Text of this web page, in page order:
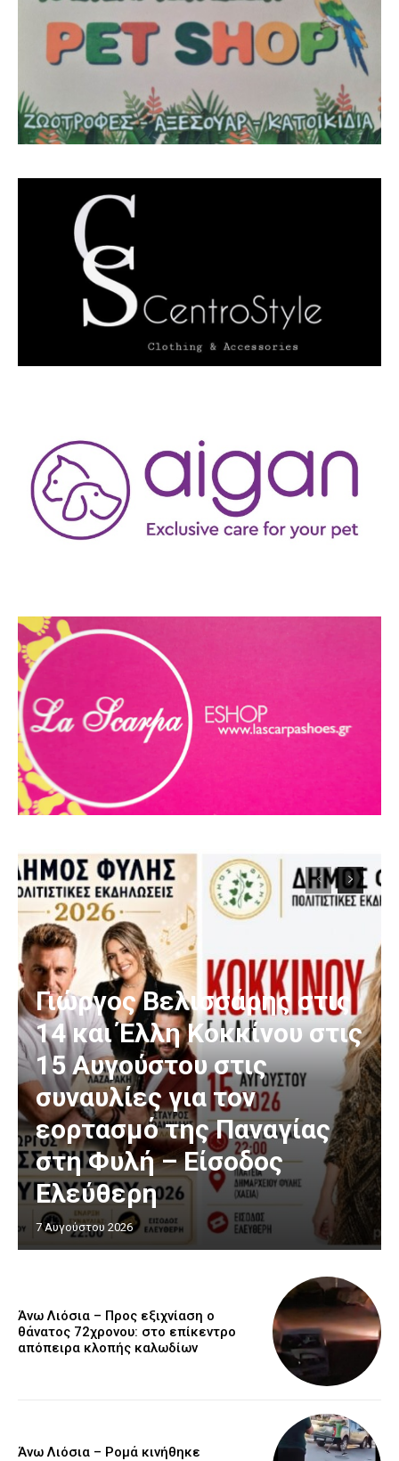
Γιώργος Βελισσάρης στις
14 και Έλλη Κοκκίνου στις
15 Αυγούστου στις
συναυλίες για τον
εορτασμό της Παναγίας
στη Φυλή – Είσοδος
Ελεύθερη
7 Αυγούστου 2026
Άνω Λιόσια – Προς εξιχνίαση ο
θάνατος 72χρονου: στο επίκεντρο
απόπειρα κλοπής καλωδίων
Άνω Λιόσια – Ρομά κινήθηκε